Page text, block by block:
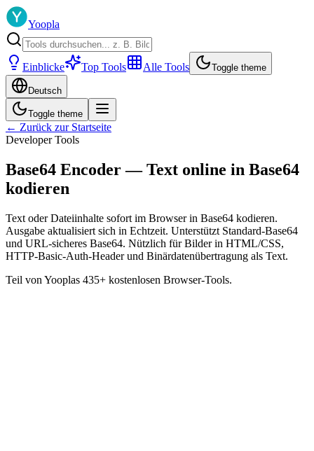
Yoopla
Einblicke Top Tools Alle Tools Toggle theme
Deutsch
Toggle theme
← Zurück zur Startseite
Developer Tools
Base64 Encoder — Text online in Base64
kodieren
Text oder Dateiinhalte sofort im Browser in Base64 kodieren.
Ausgabe aktualisiert sich in Echtzeit. Unterstützt Standard-Base64
und URL-sicheres Base64. Nützlich für Bilder in HTML/CSS,
HTTP-Basic-Auth-Header und Binärdatenübertragung als Text.
Teil von Yooplas 435+ kostenlosen Browser-Tools.